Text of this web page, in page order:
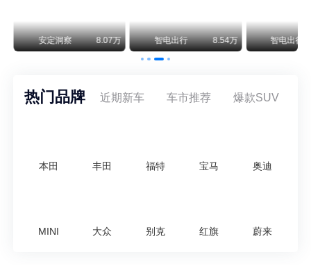
安定洞察 8.07万 智电出行 8.54万 智电出行
热门品牌 近期新车 车市推荐 爆款SUV
本田 丰田 福特 宝马 奥迪
MINI 大众 别克 红旗 蔚来